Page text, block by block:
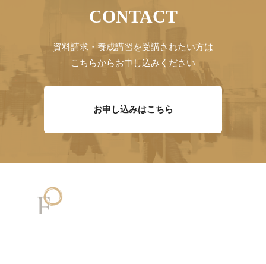
CONTACT
資料請求・養成講習を受講されたい方は
こちらからお申し込みください
お申し込みはこちら